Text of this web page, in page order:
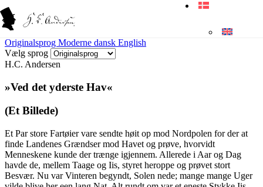
Originalsprog Moderne dansk English
Vælg sprog
H.C. Andersen
»Ved det yderste Hav«
(Et Billede)
Et Par store Fartøier vare sendte høit op mod Nordpolen for der at
finde Landenes Grændser mod Havet og prøve, hvorvidt
Menneskene kunde der trænge igjennem. Allerede i Aar og Dag
havde de, mellem Taage og Iis, styret heroppe og prøvet stort
Besvær. Nu var Vinteren begyndt, Solen nede; mange mange Uger